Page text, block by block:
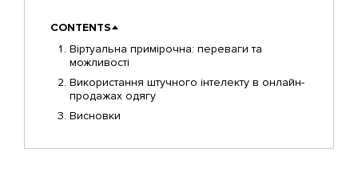
CONTENTS
Віртуальна примірочна: переваги та
можливості
Використання штучного інтелекту в онлайн-
продажах одягу
Висновки